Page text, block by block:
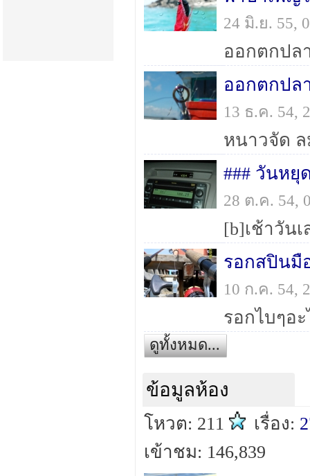
24 มิ.ย. 55,
ออกตกปล
13 ธ.ค. 54,
### วันหยุ
28 ต.ค. 54,
10 ก.ค. 54,
ดูทั้งหมด...
ข้อมูลห้อง
โหวต: 211 เรื่อง:
เข้าชม: 146,839